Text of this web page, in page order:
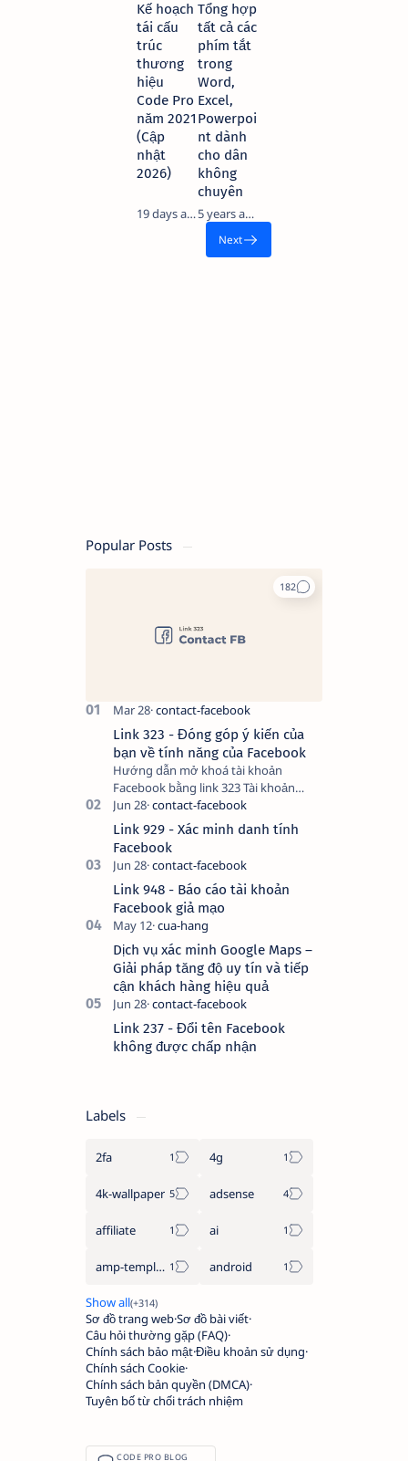
Kế hoạch
tái cấu
trúc
thương
hiệu
Code Pro
năm 2021
(Cập
nhật
2026)
19 days ago
Tổng hợp
tất cả các
phím tắt
trong
Word,
Excel,
Powerpoi
nt dành
cho dân
không
chuyên
5 years ago
Popular Posts
Link 323 - Đóng góp ý kiến của
bạn về tính năng của Facebook
Hướng dẫn mở khoá tài khoản
Facebook bằng link 323 Tài khoản
Facebook bị vô hiệu hóa có thể do
nhiều nguyên nhân, do bạn đăng bài
hay thực hiện…
Link 929 - Xác minh danh tính
Facebook
Link 948 - Báo cáo tài khoản
Facebook giả mạo
Dịch vụ xác minh Google Maps –
Giải pháp tăng độ uy tín và tiếp
cận khách hàng hiệu quả
Link 237 - Đổi tên Facebook
không được chấp nhận
Labels
2fa 4g
4k-wallpaper adsense
affiliate ai
amp-template android
Sơ đồ trang webSơ đồ bài viết
Câu hỏi thường gặp (FAQ)
Chính sách bảo mậtĐiều khoản sử dụng
Chính sách Cookie
Chính sách bản quyền (DMCA)
Tuyên bố từ chối trách nhiệm
CODE PRO BLOG